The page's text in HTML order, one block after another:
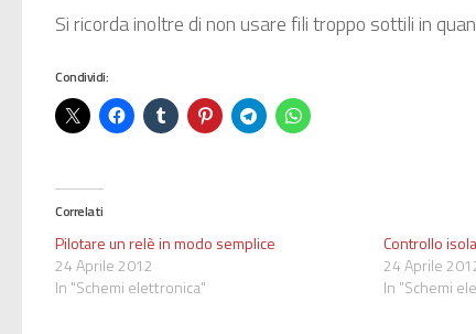
Si ricorda inoltre di non usare fili troppo sottili in
Condividi:
Correlati
Pilotare un relè in modo semplice
24 Aprile 2012
In "Schemi elettronica"
Controllo
24 Aprile
In "Schemi